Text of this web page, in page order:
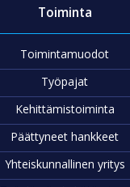
Toiminta
Toimintamuodot
Työpajat
Kehittämistoiminta
Päättyneet hankkeet
Yhteiskunnallinen yritys